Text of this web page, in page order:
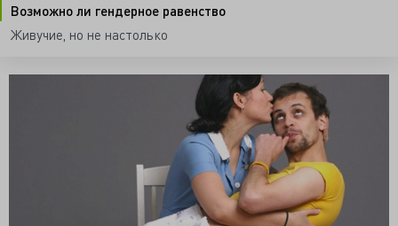
Возможно ли гендерное равенство
Живучие, но не настолько